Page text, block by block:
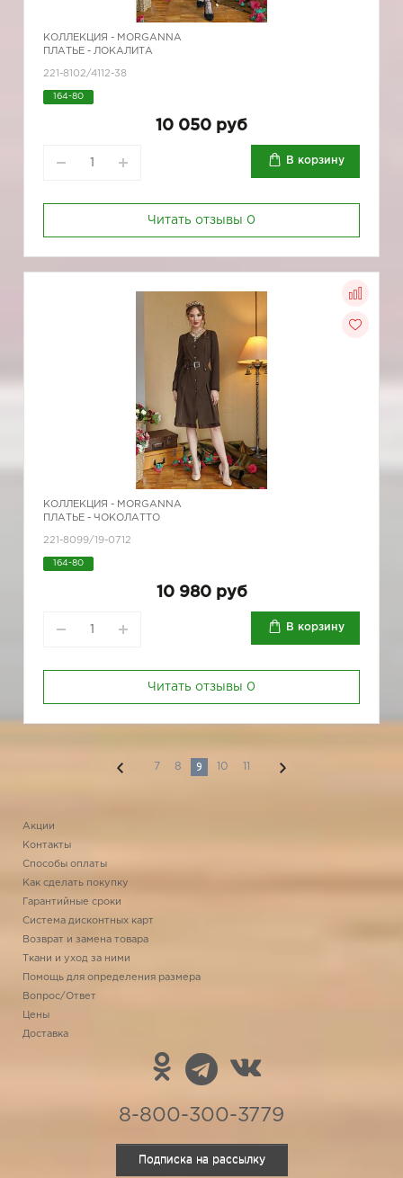
КОЛЛЕКЦИЯ - MORGANNA
ПЛАТЬЕ - ЛОКАЛИТА
221-8102/4112-38
164-80
10 050 руб
В корзину
Читать отзывы 0
КОЛЛЕКЦИЯ - MORGANNA
ПЛАТЬЕ - ЧОКОЛАТТО
221-8099/19-0712
164-80
10 980 руб
В корзину
Читать отзывы 0
7 8 9 10 11
Акции
Контакты
Способы оплаты
Как сделать покупку
Гарантийные сроки
Система дисконтных карт
Возврат и замена товара
Ткани и уход за ними
Помощь для определения размера
Вопрос/Ответ
Цены
Доставка
8-800-300-3779
Подписка на рассылку